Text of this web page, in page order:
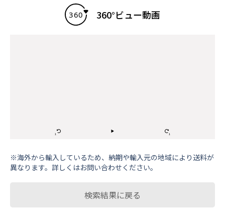
360°ビュー動画
※海外から輸⼊しているため、納期や輸⼊元の地域により送料が
異なります。詳しくはお問い合わせください。
検索結果に戻る